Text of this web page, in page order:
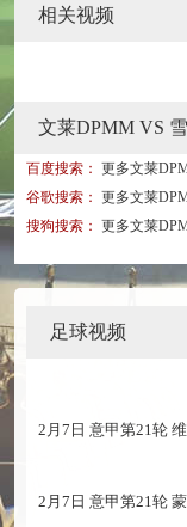
相关视频
文莱DPMM VS
百度搜索： 更多文莱
谷歌搜索： 更多文莱
搜狗搜索： 更多文莱
足球视频
2月7日 意甲第21轮
2月7日 意甲第21轮